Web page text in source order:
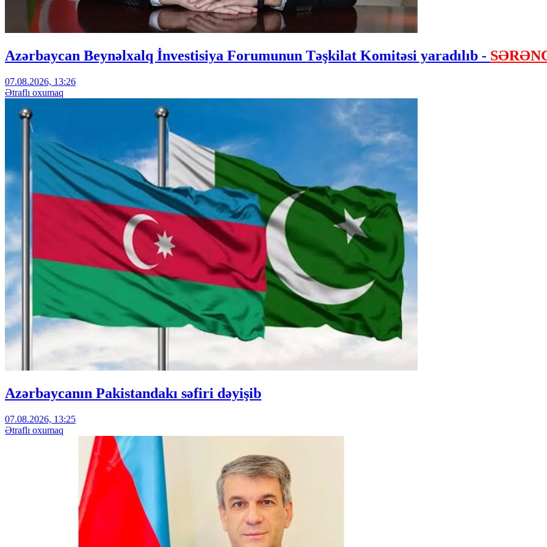
Azərbaycan Beynəlxalq İnvestisiya Forumunun Təşkilat Komitəsi yaradılıb -
07.08.2026, 13:26
Ətraflı oxumaq
Azərbaycanın Pakistandakı səfiri dəyişib
07.08.2026, 13:25
Ətraflı oxumaq